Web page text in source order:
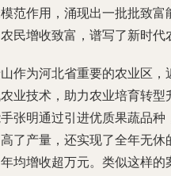
范作用，涌现出一批批致
民增收致富，谱写了新时代
作为河北省重要的农业区
业技术，助力农业培育转
张明通过引进优质果蔬品
了产量，还实现了全年无
均增收超万元。类似这样